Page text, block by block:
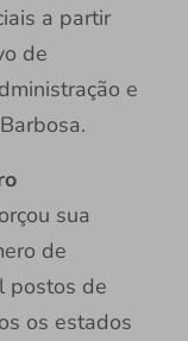
a partir
de
e
sua
de
postos de
os estados